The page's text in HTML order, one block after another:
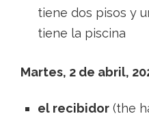
tiene dos pisos y
tiene la piscina
Martes, 2 de abril,
el recibidor (the